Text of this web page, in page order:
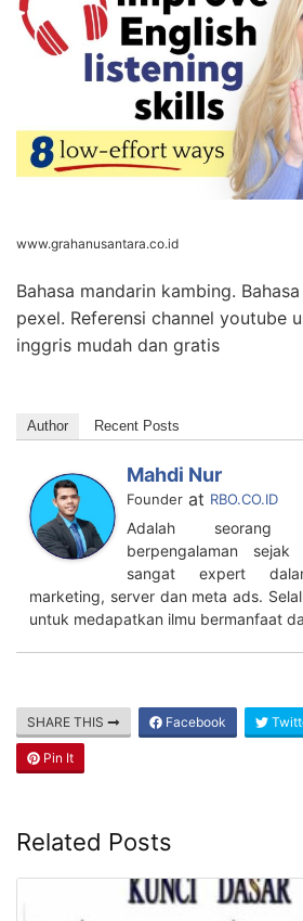
www.grahanusantara.co.id
Bahasa mandarin kambing.
pexel. Referensi channel youtube
inggris mudah dan gratis
Author Recent Posts
Mahdi Nur
Founder at RBO.CO.ID
Adalah seorang
berpengalaman
sangat expert
marketing, server dan meta ads.
untuk medapatkan ilmu bermanfaat
SHARE THIS Facebook
Pin It
Related Posts